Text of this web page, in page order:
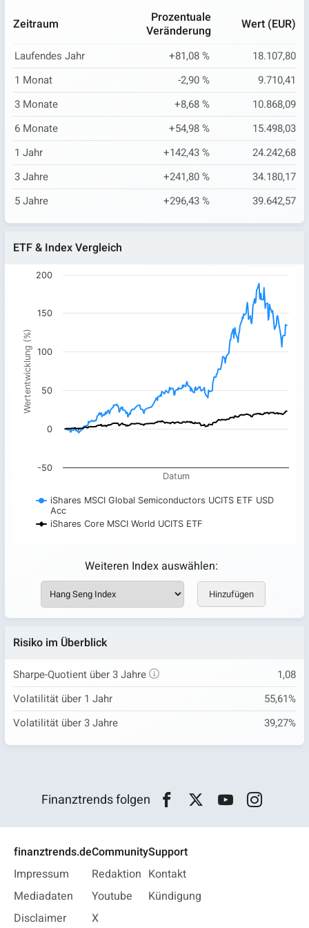
Zeitraum
Prozentuale
Veränderung
Wert (EUR)
Laufendes Jahr +81,08 %
18.107,80
1 Monat
-2,90 %
9.710,41
3 Monate
+8,68 %
10.868,09
6 Monate
+54,98 %
15.498,03
1 Jahr
+142,43 %
24.242,68
3 Jahre
+241,80 %
34.180,17
5 Jahre
+296,43 % 39.642,57
ETF & Index Vergleich
The chart has 1 X axis displaying Datum. Data ranges
The chart has 1 Y axis displaying Wertentwicklung (%).
Datum
Wertentwicklung (%)
iShares MSCI Global Semiconductors UCITS ETF USD
Acc
iShares Core MSCI World UCITS ETF
-50
0
50
100
150
200
Weiteren Index auswählen:
Hinzufügen
Risiko im Überblick
Sharpe-Quotient über 3 Jahre
1,08
Volatilität über 1 Jahr
55,61%
Volatilität über 3 Jahre
39,27%
Finanztrends folgen
finanztrends.de
Impressum
Mediadaten
Disclaimer
Community
Redaktion
Youtube
X
Support
Kontakt
Kündigung